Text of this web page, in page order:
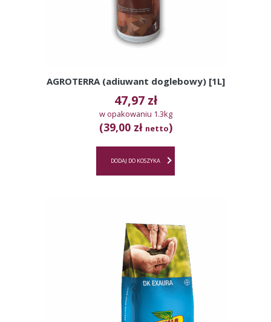
AGROTERRA (adiuwant doglebowy) [1L]
47,97 zł
w opakowaniu 1.3kg
(39,00 zł netto)
DODAJ DO KOSZYKA